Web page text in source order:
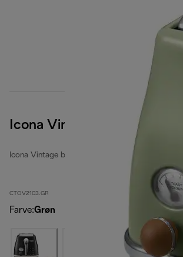
Icona Vintage
Icona Vintage brødristere
CTOV2103.GR
Farve:Grøn